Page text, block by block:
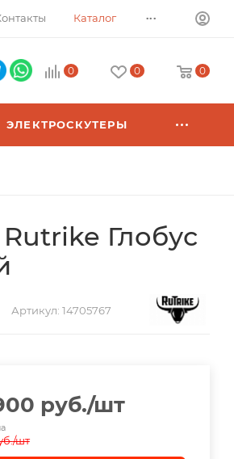
Каталог ...
0 0 0
ЭЛЕКТРОСКУТЕРЫ
Глобус
Артикул: 14705767
руб./шт
/шт